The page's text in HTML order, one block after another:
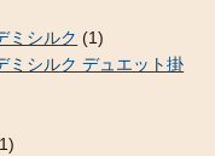
ミシルク (1)
ミシルク デュエット掛